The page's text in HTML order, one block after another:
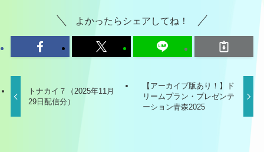
よかったらシェアしてね！
トナカイ７（2025年11月
29日配信分）
【アーカイブ版あり！】ド
リームプラン・プレゼンテ
ーション青森2025